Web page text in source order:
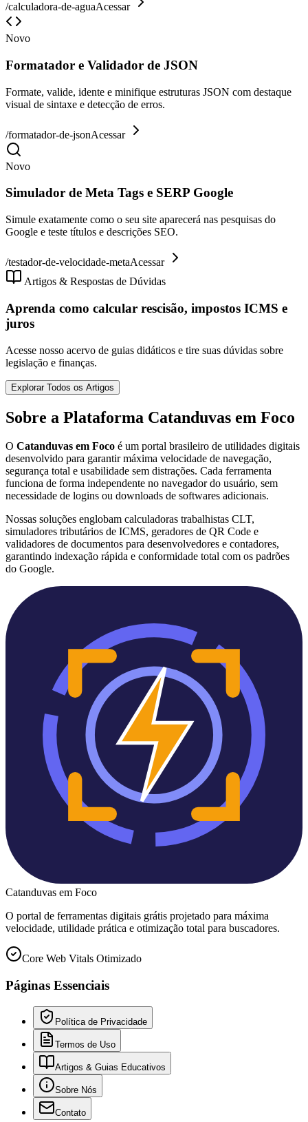
/calculadora-de-aguaAcessar
Novo
Formatador e Validador de JSON
Formate, valide, idente e minifique estruturas JSON com destaque
visual de sintaxe e detecção de erros.
/formatador-de-jsonAcessar
Novo
Simulador de Meta Tags e SERP Google
Simule exatamente como o seu site aparecerá nas pesquisas do
Google e teste títulos e descrições SEO.
/testador-de-velocidade-metaAcessar
Artigos & Respostas de Dúvidas
Aprenda como calcular rescisão, impostos ICMS e
juros
Acesse nosso acervo de guias didáticos e tire suas dúvidas sobre
legislação e finanças.
Explorar Todos os Artigos
Sobre a Plataforma Catanduvas em Foco
O Catanduvas em Foco é um portal brasileiro de utilidades digitais
desenvolvido para garantir máxima velocidade de navegação,
segurança total e usabilidade sem distrações. Cada ferramenta
funciona de forma independente no navegador do usuário, sem
necessidade de logins ou downloads de softwares adicionais.
Nossas soluções englobam calculadoras trabalhistas CLT,
simuladores tributários de ICMS, geradores de QR Code e
validadores de documentos para desenvolvedores e contadores,
garantindo indexação rápida e conformidade total com os padrões
do Google.
Catanduvas em Foco
O portal de ferramentas digitais grátis projetado para máxima
velocidade, utilidade prática e otimização total para buscadores.
Core Web Vitals Otimizado
Páginas Essenciais
Política de Privacidade
Termos de Uso
Artigos & Guias Educativos
Sobre Nós
Contato